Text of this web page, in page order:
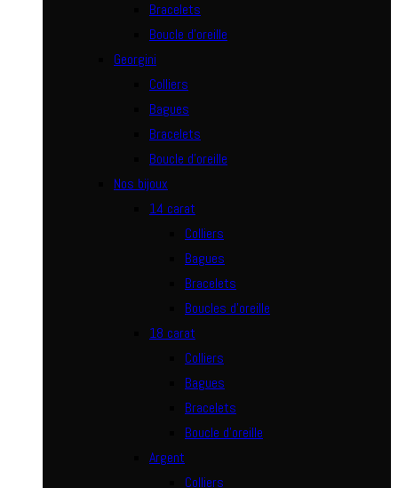
Bracelets
Boucle d’oreille
Georgini
Colliers
Bagues
Bracelets
Boucle d’oreille
Nos bijoux
14 carat
Colliers
Bagues
Bracelets
Boucles d’oreille
18 carat
Colliers
Bagues
Bracelets
Boucle d’oreille
Argent
Colliers